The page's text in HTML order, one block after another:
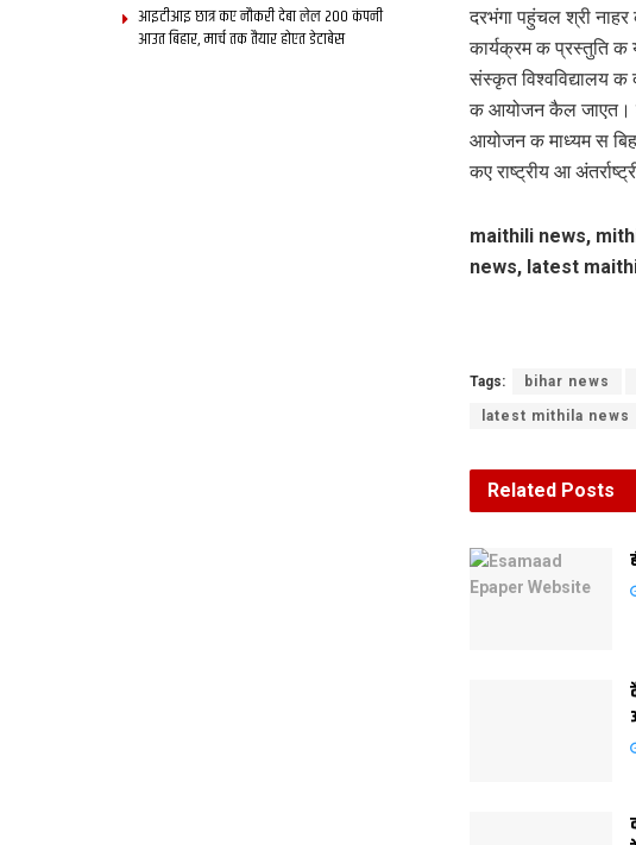
दरभंगा पहुंचल श्री
कार्यक्रम क प्रस्तुति क
संस्कृत विश्वविद्यालय क
क आयोजन कैल जाएत।
आयोजन क माध्यम स
कए राष्ट्रीय आ
maithili news,
news, latest
Tags: bihar news
latest mithila news
Related Posts
आइटीआइ छात्र कए नौकरी देबा लेल 200 कंपनी
आउत बिहार, मार्च तक तैयार होएत डेटाबेस